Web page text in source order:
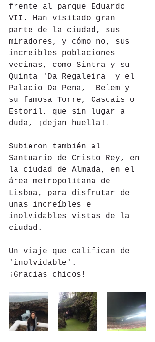
frente al parque Eduardo
VII. Han visitado gran
parte de la ciudad, sus
miradores, y cómo no, sus
increíbles poblaciones
vecinas, como Sintra y su
Quinta 'Da Regaleira' y el
Palacio Da Pena,  Belem y
su famosa Torre, Cascais o
Estoril, que sin lugar a
duda, ¡dejan huella!.
Subieron también al
Santuario de Cristo Rey, en
la ciudad de Almada, en el
área metropolitana de
Lisboa, para disfrutar de
unas increíbles e
inolvidables vistas de la
ciudad.
Un viaje que califican de
'inolvidable'.
¡Gracias chicos!